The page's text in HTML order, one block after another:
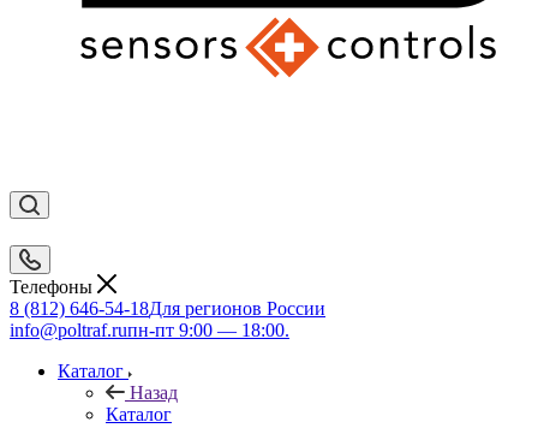
Телефоны
8 (812) 646-54-18Для регионов России
info@poltraf.ruпн-пт 9:00 — 18:00.
Каталог
Назад
Каталог